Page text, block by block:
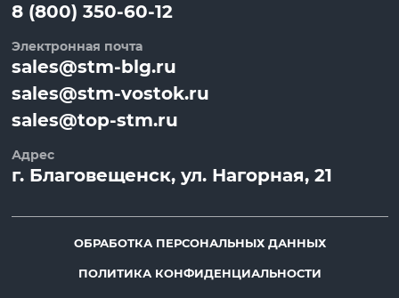
8 (800) 350-60-12
Электронная почта
sales@stm-blg.ru
sales@stm-vostok.ru
sales@top-stm.ru
Адрес
г. Благовещенск, ул. Нагорная, 21
ОБРАБОТКА ПЕРСОНАЛЬНЫХ ДАННЫХ
ПОЛИТИКА КОНФИДЕНЦИАЛЬНОСТИ